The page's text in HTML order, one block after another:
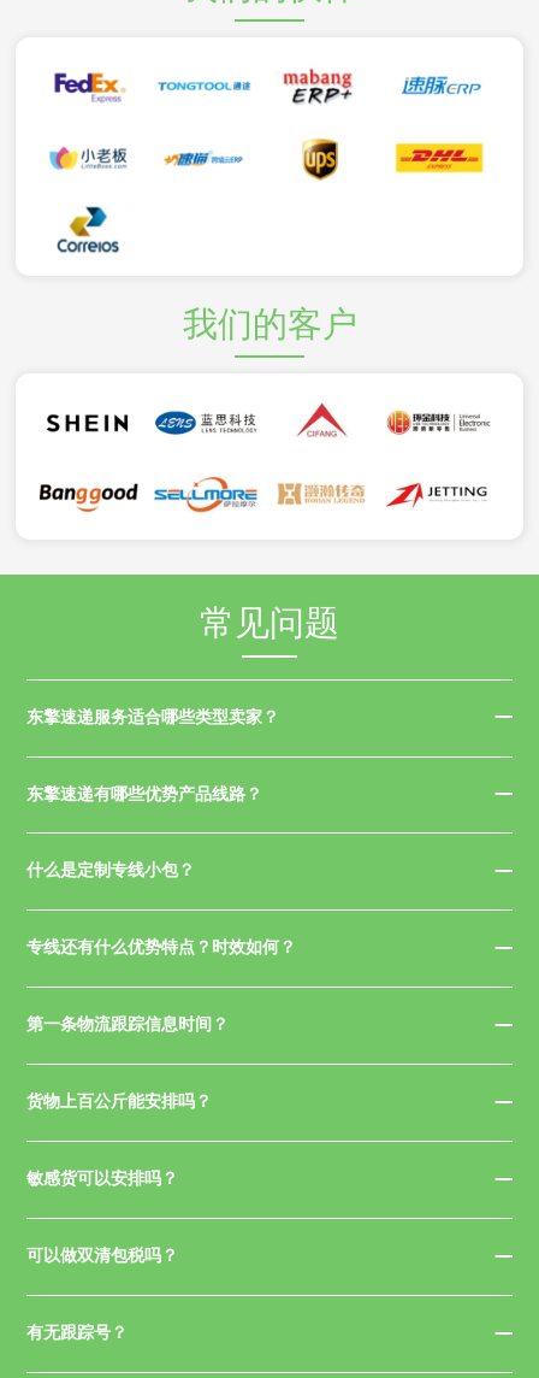
我们的客户
常见问题
东擎速递服务适合哪些类型卖家？
东擎速递有哪些优势产品线路？
什么是定制专线小包？
专线还有什么优势特点？时效如何？
第一条物流跟踪信息时间？
货物上百公斤能安排吗？
敏感货可以安排吗？
可以做双清包税吗？
有无跟踪号？